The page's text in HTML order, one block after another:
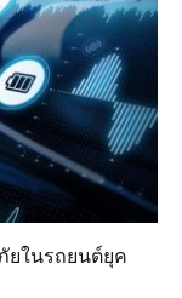
ยในรถยนต์ยุค